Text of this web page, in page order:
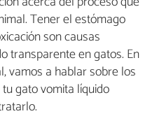
Tener el estómago
son causas
transparente en gatos. En
vamos a hablar sobre los
gato vomita líquido